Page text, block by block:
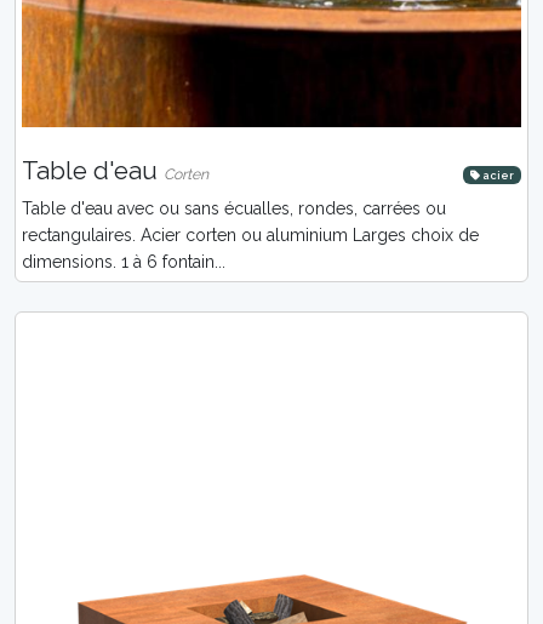
Table d'eau Corten acier
Table d'eau avec ou sans écualles, rondes, carrées ou
rectangulaires. Acier corten ou aluminium Larges choix de
dimensions. 1 à 6 fontain...